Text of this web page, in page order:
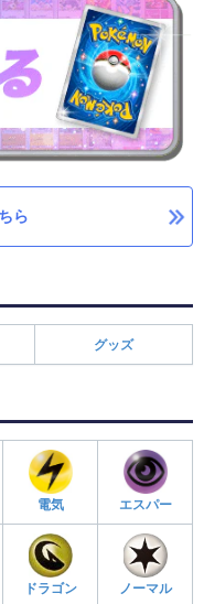
ら
グッズ
電気 エスパー
ドラゴン ノーマル